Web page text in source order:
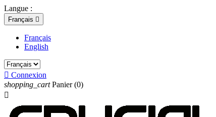
Langue :
Français 
Français
English
 Connexion
shopping_cart Panier (0)
